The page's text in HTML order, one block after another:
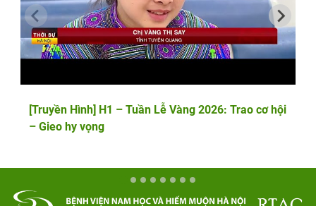
[Truyền Hình] H1 – Tuần Lễ Vàng 2026: Trao cơ hội
– Gieo hy vọng